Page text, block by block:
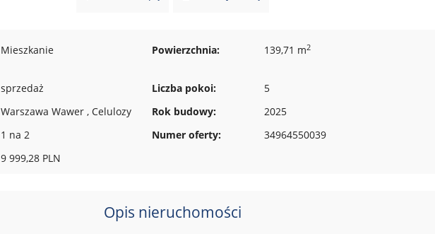
Mieszkanie Powierzchnia: 139,71 m2
sprzedaż Liczba pokoi:
5
Warszawa Wawer , Celulozy Rok budowy:
2025
1 na 2 Numer oferty:
34964550039
9 999,28 PLN
Opis nieruchomości